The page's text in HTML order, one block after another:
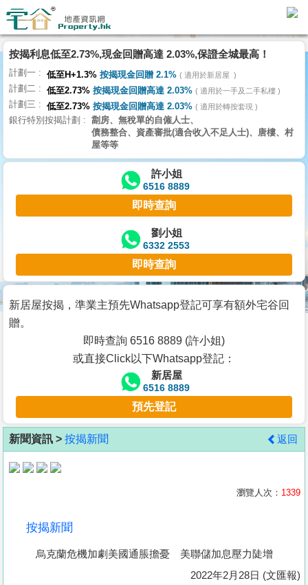
代
理
主
頁
搵
樓/
交
業
主
宅
谷
按
客
地
產
按揭利息低至2.73%,現金回贈高達 2.03%,保證全城最高！
計劃一 低至H+1.3% 按揭現金回贈 2.1% 適用於新居屋
計劃二 低至2.73% 按揭現金回贈高達 2.03% 適用於一手及二手私樓
計劃三 低至2.73% 按揭現金回贈高達 2.03% 適用於轉按套現
銀行特別按揭計劃
劏房、無稅單的自僱人士、
債務整合、資產審批(適合收入不足人士)、唐樓、村
屋等等
許小姐
6516 8889
即時查詢
劉小姐
6332 2553
即時查詢
新居屋按揭，準業主預先Whatsapp登記可享有額外宅谷回
贈。
即時查詢 6516 8889 (許小姐)
或直接Click以下Whatsapp登記：
新居屋
6516 8889
預先登記
新聞資訊 > 按揭新聞 返回
瀏覽人次： 1339
按揭新聞
烏克蘭危機加劇美國通脹擔憂 美聯儲加息壓力陡增
2022年2月28日 (文匯報)